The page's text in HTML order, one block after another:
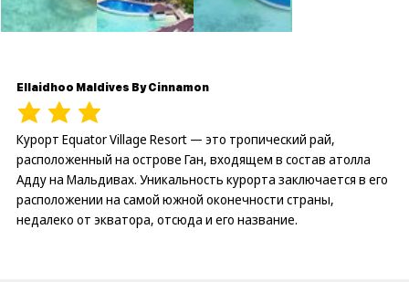
Ellaidhoo Maldives By Cinnamon
Курорт Equator Village Resort — это тропический рай,
расположенный на острове Ган, входящем в состав атолла
Адду на Мальдивах. Уникальность курорта заключается в его
расположении на самой южной оконечности страны,
недалеко от экватора, отсюда и его название.